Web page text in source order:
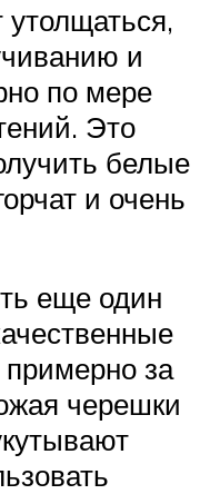
утолщаться,
и
по мере
Это
белые
и очень
еще один
за
черешки